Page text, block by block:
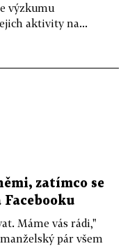
výzkumu
aktivity na...
zatímco se
Máme vás rádi,"
pár všem